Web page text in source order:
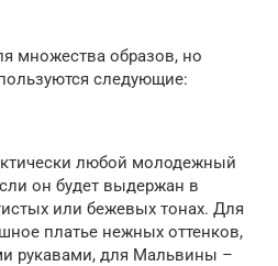
множества образов, но
следующие:
любой молодежный
он будет выдержан в
или бежевых тонах. Для
платье нежных оттенков,
рукавами, для Мальвины –